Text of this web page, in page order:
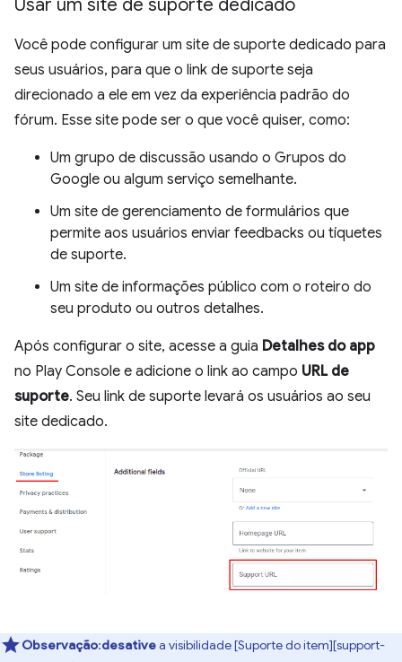
Usar um site de suporte dedicado
Você pode configurar um site de suporte dedicado para
seus usuários, para que o link de suporte seja
direcionado a ele em vez da experiência padrão do
fórum. Esse site pode ser o que você quiser, como:
Um grupo de discussão usando o Grupos do
Google ou algum serviço semelhante.
Um site de gerenciamento de formulários que
permite aos usuários enviar feedbacks ou tíquetes
de suporte.
Um site de informações público com o roteiro do
seu produto ou outros detalhes.
Após configurar o site, acesse a guia Detalhes do app
no Play Console e adicione o link ao campo URL de
suporte. Seu link de suporte levará os usuários ao seu
site dedicado.
Observação:desativea visibilidade [Suporte do item][support-